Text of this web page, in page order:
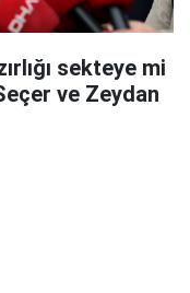
sekteye mi
ve Zeydan